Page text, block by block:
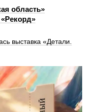
область»
выставка «Детали.